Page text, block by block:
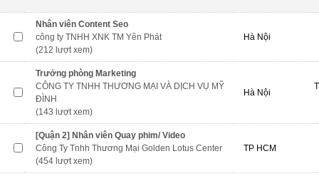
Nhân viên Content Seo
công ty TNHH XNK TM Yên Phát
(212 lượt xem)
Hà Nội
Trưởng phòng Marketing
CÔNG TY TNHH THƯƠNG MẠI VÀ DỊCH VỤ MỸ
ĐÌNH
(143 lượt xem)
Hà Nội
[Quận 2] Nhân viên Quay phim/ Video
Công Ty Tnhh Thương Mại Golden Lotus Center
(454 lượt xem)
TP HCM